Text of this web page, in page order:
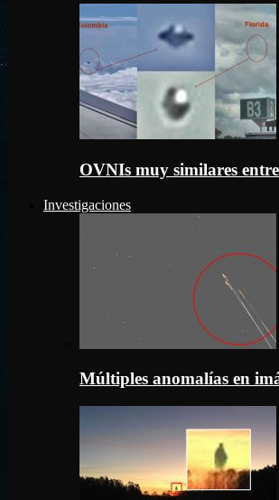
OVNIs muy similares
Investigaciones
Múltiples anomalías en